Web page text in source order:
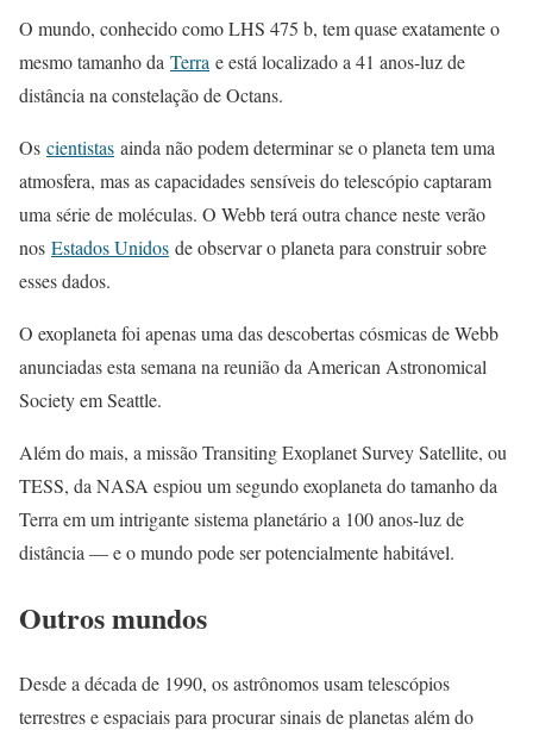
O mundo, conhecido como LHS 475 b, tem quase exatamente o
mesmo tamanho da Terra e está localizado a 41 anos-luz de
distância na constelação de Octans.
Os cientistas ainda não podem determinar se o planeta tem uma
atmosfera, mas as capacidades sensíveis do telescópio captaram
uma série de moléculas. O Webb terá outra chance neste verão
nos Estados Unidos de observar o planeta para construir sobre
esses dados.
O exoplaneta foi apenas uma das descobertas cósmicas de Webb
anunciadas esta semana na reunião da American Astronomical
Society em Seattle.
Além do mais, a missão Transiting Exoplanet Survey Satellite, ou
TESS, da NASA espiou um segundo exoplaneta do tamanho da
Terra em um intrigante sistema planetário a 100 anos-luz de
distância — e o mundo pode ser potencialmente habitável.
Outros mundos
Desde a década de 1990, os astrônomos usam telescópios
terrestres e espaciais para procurar sinais de planetas além do